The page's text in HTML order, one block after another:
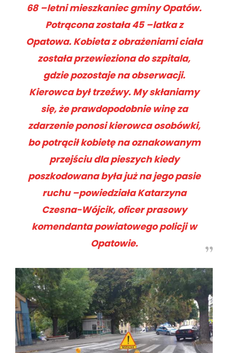
68 –letni mieszkaniec gminy Opatów.
Potrącona została 45 –latka z
Opatowa. Kobieta z obrażeniami ciała
została przewieziona do szpitala,
gdzie pozostaje na obserwacji.
Kierowca był trzeźwy. My skłaniamy
się, że prawdopodobnie winę za
zdarzenie ponosi kierowca osobówki,
bo potrącił kobietę na oznakowanym
przejściu dla pieszych kiedy
poszkodowana była już na jego pasie
ruchu –powiedziała Katarzyna
Czesna-Wójcik, oficer prasowy
komendanta powiatowego policji w
Opatowie.